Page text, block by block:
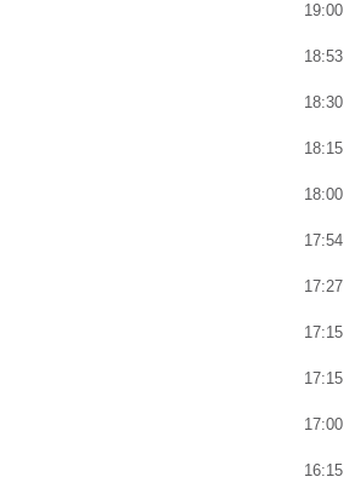
19:00
18:53
18:30
18:15
18:00
17:54
17:27
17:15
17:15
17:00
16:15